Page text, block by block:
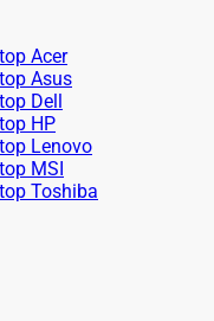
Acer
Asus
Dell
HP
Lenovo
MSI
Toshiba